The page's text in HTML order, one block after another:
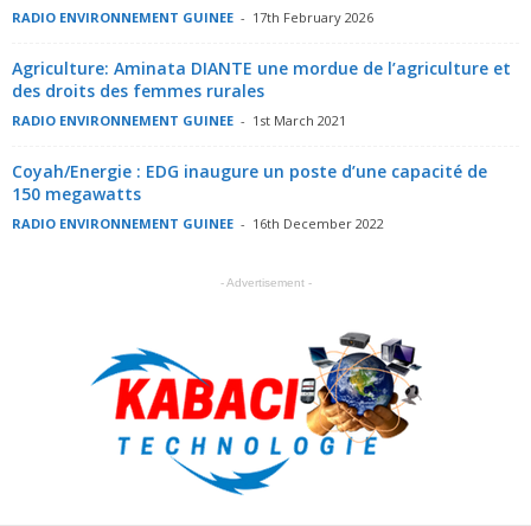
RADIO ENVIRONNEMENT GUINEE - 17th February 2026
Agriculture: Aminata DIANTE une mordue de l’agriculture et
des droits des femmes rurales
RADIO ENVIRONNEMENT GUINEE - 1st March 2021
Coyah/Energie : EDG inaugure un poste d’une capacité de
150 megawatts
RADIO ENVIRONNEMENT GUINEE - 16th December 2022
- Advertisement -